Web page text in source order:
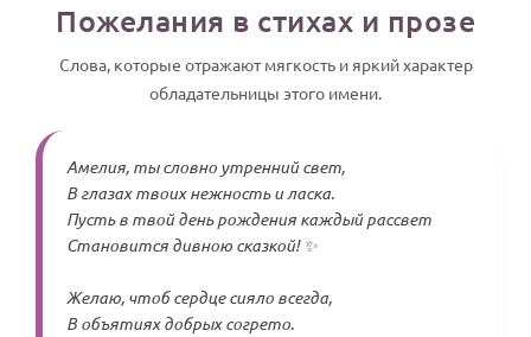
Пожелания в стихах и прозе
Слова, которые отражают мягкость и яркий характер
обладательницы этого имени.
Амелия, ты словно утренний свет,
В глазах твоих нежность и ласка.
Пусть в твой день рождения каждый рассвет
Становится дивною сказкой! ✨
Желаю, чтоб сердце сияло всегда,
В объятиях добрых согрето.